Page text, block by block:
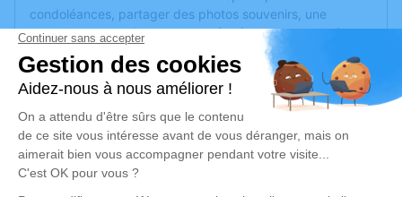
condoléances, partager des photos souvenirs, une
anecdote ou exprimer vos pensées à travers des poèmes
ou des textes. Cet endroit est un lieu d'expression dédié à
honorer la mémoire de Francois VERDIER.
Un service de plantation d’arbre hommage estdisponible